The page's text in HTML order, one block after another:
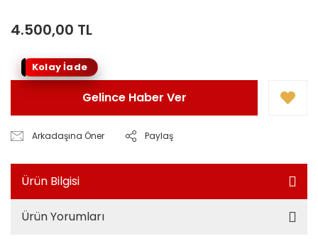
4.500,00 TL
Kolay İade
Gelince Haber Ver
Arkadaşına Öner Paylaş
Ürün Bilgisi
Ürün Yorumları